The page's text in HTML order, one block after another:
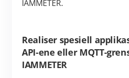
IAMMETER.
Realiser spesiell
API-ene eller MQTT-
IAMMETER